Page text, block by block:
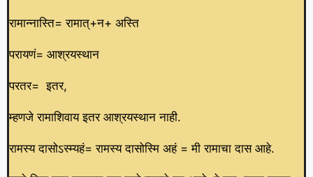
रामान्नास्ति= रामात्+न+ अस्ति
परायणं= आश्रयस्थान
परतर= इतर,
म्हणजे रामाशिवाय इतर आश्रयस्थान नाही.
रामस्य दासोऽस्म्यहं= रामस्य दासोस्मि अहं = मी रामाचा दास आहे.